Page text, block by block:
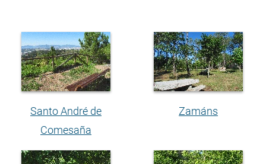
Santo André de
Comesaña
Zamáns